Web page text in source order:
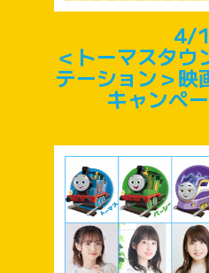
4/
＜トーマスタウ
テーション＞映
キャンペ